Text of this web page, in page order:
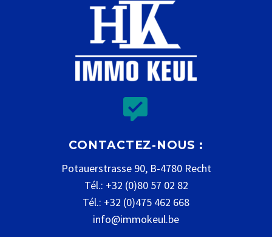


CONTACTEZ-NOUS :
Potauerstrasse 90, B-4780 Recht
Tél.: +32 (0)80 57 02 82
Tél.: +32 (0)475 462 668
info@immokeul.be